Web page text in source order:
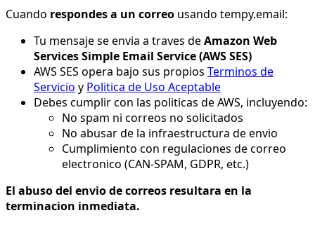
Cuando respondes a un correo usando tempy.email:
Tu mensaje se envia a traves deAmazon Web
Services Simple Email Service (AWS SES)
AWS SES opera bajo sus propios Terminos de
Servicio y Politica de Uso Aceptable
Debes cumplir con las politicas de AWS, incluyendo:
No spam ni correos no solicitados
No abusar de la infraestructura de envio
Cumplimiento con regulaciones de correo
electronico (CAN-SPAM, GDPR, etc.)
El abuso del envio de correos resultara en la
terminacion inmediata.